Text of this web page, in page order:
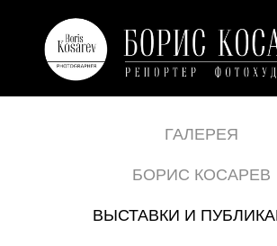
ГАЛЕРЕЯ
БОРИС КОСАРЕВ
ВЫСТАВКИ И